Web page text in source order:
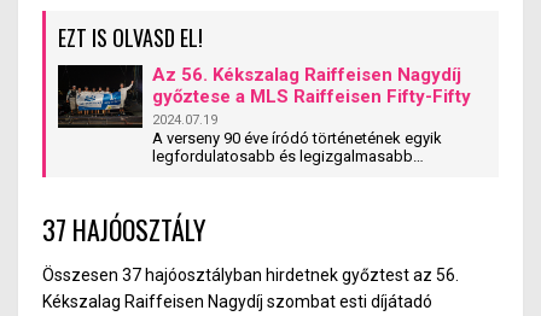
EZT IS OLVASD EL!
Az 56. Kékszalag Raiffeisen Nagydíj
győztese a MLS Raiffeisen Fifty-Fifty
2024.07.19
A verseny 90 éve íródó történetének egyik
legfordulatosabb és legizgalmasabb
Raiffeisen Nagydíjat.
37 HAJÓOSZTÁLY
Összesen 37 hajóosztályban hirdetnek győztest az 56.
Kékszalag Raiffeisen Nagydíj szombat esti díjátadó